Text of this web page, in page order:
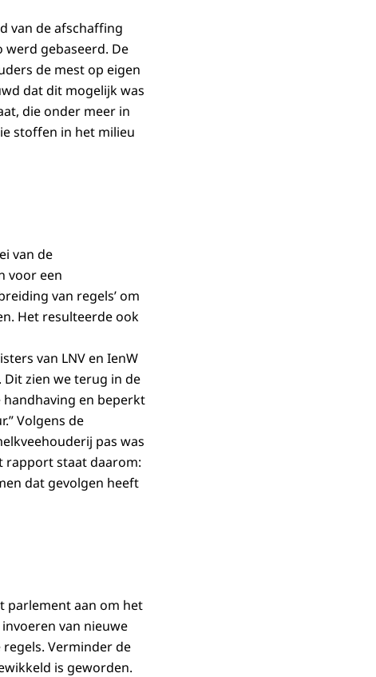
in 5 jaar tijd veel
op te
steeds maar
van de afschaffing
werd gebaseerd. De
de mest op eigen
dat dit mogelijk was
die onder meer in
stoffen in het milieu
van de
voor een
van regels’ om
Het resulteerde ook
van LNV en IenW
zien we terug in de
en beperkt
Volgens de
pas was
rapport staat daarom:
dat gevolgen heeft
parlement aan om het
van nieuwe
Verminder de
is geworden.